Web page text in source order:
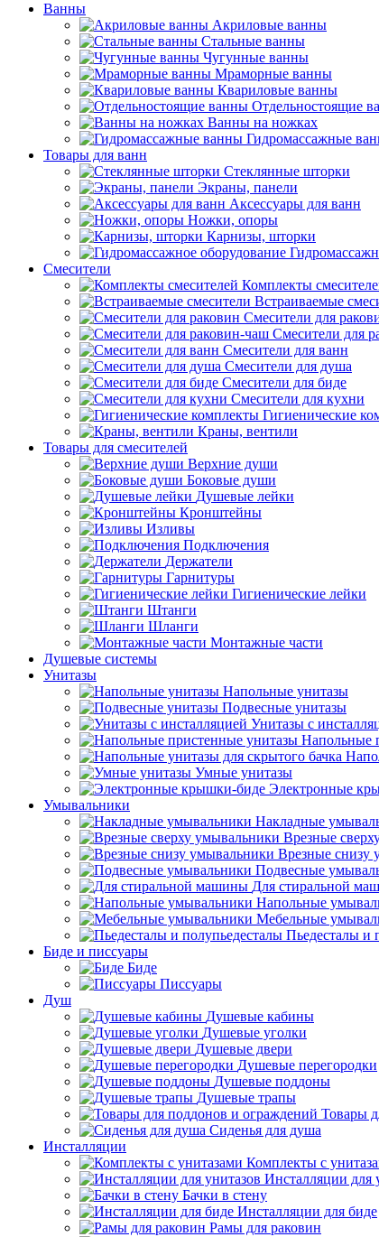
Ванны
Акриловые ванны
Стальные ванны
Чугунные ванны
Мраморные ванны
Квариловые ванны
Отдельностоящие
Ванны на ножках
Гидромассажные
Товары для ванн
Стеклянные шторки
Экраны, панели
Аксессуары для ванн
Ножки, опоры
Карнизы, шторки
Смесители
Комплекты
Встраиваемые
Смесители для
Смесители для
Смесители для ванн
Смесители для душа
Смесители для биде
Смесители для кухни
Гигиенические
Краны, вентили
Товары для смесителей
Верхние души
Боковые души
Душевые лейки
Кронштейны
Изливы
Подключения
Держатели
Гарнитуры
Гигиенические лейки
Штанги
Шланги
Монтажные части
Душевые системы
Унитазы
Напольные унитазы
Подвесные унитазы
Унитазы с
Напольные
Умные унитазы
Электронные
Умывальники
Накладные
Врезные
Врезные снизу
Подвесные
Для стиральной
Напольные
Мебельные
Пьедесталы и
Биде и писсуары
Биде
Писсуары
Душ
Душевые кабины
Душевые уголки
Душевые двери
Душевые перегородки
Душевые поддоны
Душевые трапы
Товары
Сиденья для душа
Инсталляции
Комплекты с
Инсталляции для
Бачки в стену
Инсталляции для биде
Рамы для раковин